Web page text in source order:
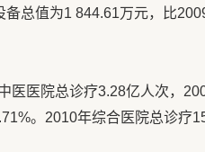
总值为1 844.61万元，比
医医院总诊疗3.28亿人次，
。2010年综合医院总诊疗